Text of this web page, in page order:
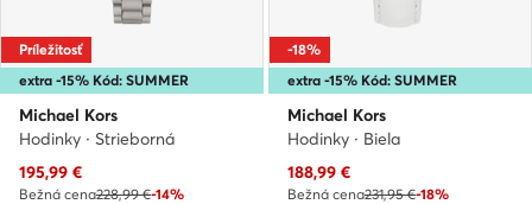
extra -15% Kód: SUMMER
Príležitosť
Michael Kors
Hodinky · Strieborná
Aktuálna cena
195,99 €
Bežná cena228,99 €-14%
extra -15% Kód: SUMMER
-18%
Michael Kors
Hodinky · Biela
Aktuálna cena
188,99 €
Bežná cena231,95 €-18%